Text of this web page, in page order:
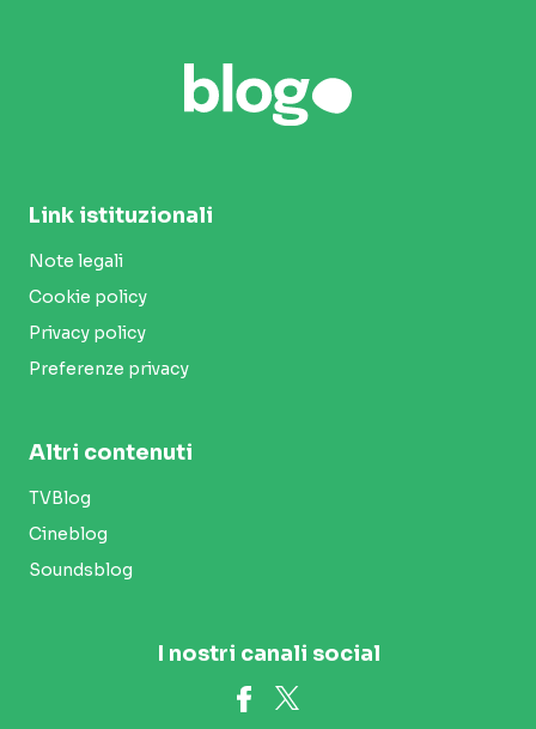
Link istituzionali
Note legali
Cookie policy
Privacy policy
Preferenze privacy
Altri contenuti
TVBlog
Cineblog
Soundsblog
I nostri canali social